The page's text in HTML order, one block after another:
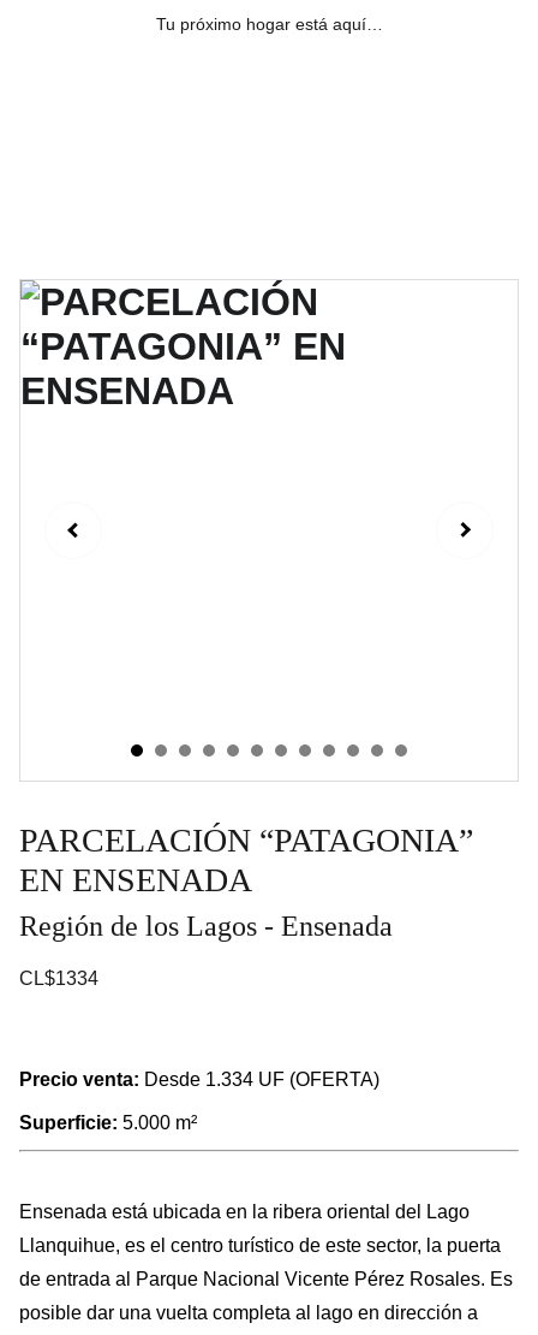
Tu próximo hogar está aquí…
PARCELACIÓN “PATAGONIA”
EN ENSENADA
Región de los Lagos - Ensenada
CL$1334
Precio venta: Desde 1.334 UF (OFERTA)
Superficie: 5.000 m²
Ensenada está ubicada en la ribera oriental del Lago
Llanquihue, es el centro turístico de este sector, la puerta
de entrada al Parque Nacional Vicente Pérez Rosales. Es
posible dar una vuelta completa al lago en dirección a